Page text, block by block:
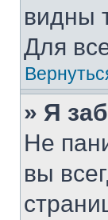
видны
Для
» Я
Не
вы